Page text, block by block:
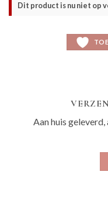
Dit product is nu niet op
Aan huis